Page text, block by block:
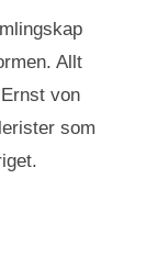
Allt
von
som